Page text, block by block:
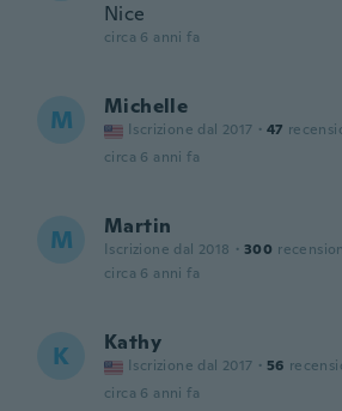
Nice
circa 6 anni fa
M Michelle
Iscrizione dal 2017 · 47
circa 6 anni fa
M Martin
Iscrizione dal 2018 · 300
circa 6 anni fa
K Kathy
Iscrizione dal 2017 · 56
circa 6 anni fa